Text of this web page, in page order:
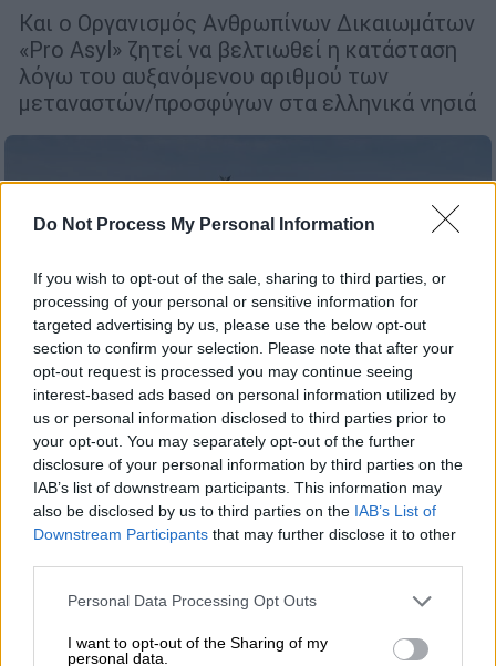
Do Not Process My Personal Information
If you wish to opt-out of the sale, sharing to third parties, or
processing of your personal or sensitive information for
targeted advertising by us, please use the below opt-out
section to confirm your selection. Please note that after your
opt-out request is processed you may continue seeing
interest-based ads based on personal information utilized by
us or personal information disclosed to third parties prior to
your opt-out. You may separately opt-out of the further
disclosure of your personal information by third parties on the
IAB’s list of downstream participants. This information may
also be disclosed by us to third parties on the IAB’s List of
Downstream Participants that may further disclose it to other
Please note that this website/app uses one or more Google
not limited to your visit or usage behaviour. You may click to
Personal Data Processing Opt Outs
I want to opt-out of the Sharing of my
personal data.
Και ο Οργανισμός Ανθρωπίνων Δικαιωμάτων
«Pro Asyl» ζητεί να βελτιωθεί η κατάσταση
λόγω του αυξανόμενου αριθμού των
μεταναστών/προσφύγων στα ελληνικά νησιά
Κόσμος|14.03.2019 20:41
Το Βερολίνο χαιρετίζει την ανανέωση
διαπίστευσης του ανταποκριτή του ZDF
Η κυβέρνηση τονίζει ότι πρέπει να ισχύσει
το ίδιο και για τους υπόλοιπους